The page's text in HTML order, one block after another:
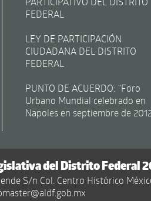
FEDERAL
LEY DE PARTICIPACIÓN
CIUDADANA DEL DISTRITO
FEDERAL
PUNTO DE ACUERDO: "Foro
Urbano Mundial celebrado en
Napoles en septiembre de
del Distrito Federal
S/n Col. Centro Histórico